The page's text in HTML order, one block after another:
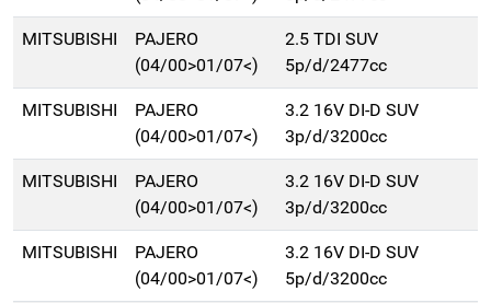
MITSUBISHI
PAJERO
(04/00>01/07<)
2.5 TDI SUV
5p/d/2477cc
MITSUBISHI
PAJERO
(04/00>01/07<)
3.2 16V DI-D SUV
3p/d/3200cc
MITSUBISHI
PAJERO
(04/00>01/07<)
3.2 16V DI-D SUV
3p/d/3200cc
MITSUBISHI
PAJERO
(04/00>01/07<)
3.2 16V DI-D SUV
5p/d/3200cc